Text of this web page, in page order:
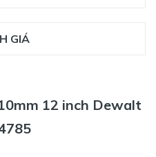
GIÁ
12 inch Dewalt